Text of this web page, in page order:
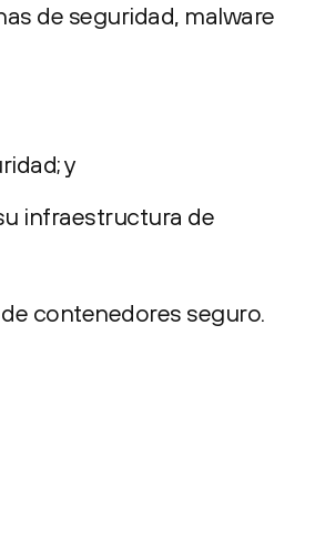
de seguridad, malware
y
infraestructura de
contenedores seguro.